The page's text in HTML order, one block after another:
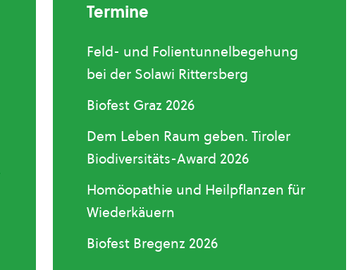
Termine
Feld- und Folientunnelbegehung
bei der Solawi Rittersberg
Biofest Graz 2026
Dem Leben Raum geben. Tiroler
Biodiversitäts-Award 2026
Homöopathie und Heilpflanzen für
Wiederkäuern
Biofest Bregenz 2026